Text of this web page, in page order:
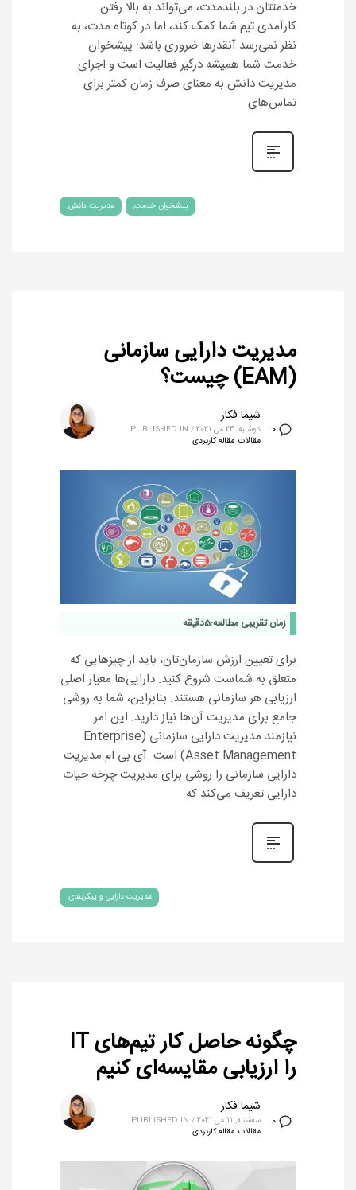
خدمتتان در بلندمدت، می‌تواند به بالا رفتن
کارآمدی تیم شما کمک کند، اما در کوتاه مدت، به
نظر نمی‌رسد آنقدرها ضروری باشد: پیشخوان
خدمت شما همیشه درگیر فعالیت است و اجرای
مدیریت دانش به معنای صرف زمان کمتر برای
تماس‌های
پیشخوان خدمت مدیریت دانش
مدیریت دارایی سازمانی
(EAM) چیست؟
0
شیما فکار
دوشنبه, 24 می 2021 /
PUBLISHED IN
مقالات, مقاله کاربردی
زمان تقریبی مطالعه:5دقیقه
برای تعیین ارزش سازمان‌تان، باید از چیزهایی که
متعلق به شماست شروع کنید. دارایی‌ها معیار اصلی
ارزیابی هر سازمانی هستند. بنابراین، شما به روشی
جامع برای مدیریت آن‌ها نیاز دارید. این امر
نیازمند مدیریت دارایی سازمانی (Enterprise
Asset Management) است. آی بی ام مدیریت
دارایی سازمانی را روشی برای مدیریت چرخه حیات
دارایی تعریف می‌کند که
مدیریت دارایی و پیکربندی
چگونه حاصل کار تیم‌های IT
را ارزیابی مقایسه‌ای کنیم
0
شیما فکار
سه‌شنبه, 11 می 2021 /
PUBLISHED IN
مقالات, مقاله کاربردی